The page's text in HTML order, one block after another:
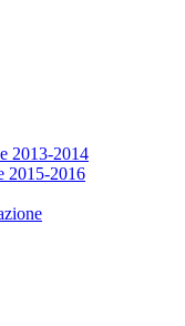
2013-2014
2015-2016